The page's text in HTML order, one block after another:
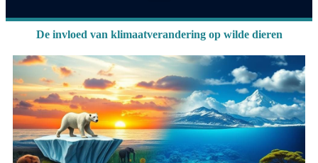
De invloed van klimaatverandering op wilde dieren